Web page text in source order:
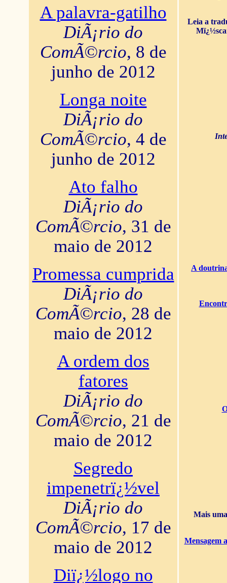
A palavra-gatilho
DiÃ¡rio do
ComÃ©rcio, 8 de
junho de 2012
Longa noite
DiÃ¡rio do
ComÃ©rcio, 4 de
junho de 2012
Ato falho
DiÃ¡rio do
ComÃ©rcio, 31 de
maio de 2012
Promessa cumprida
DiÃ¡rio do
ComÃ©rcio, 28 de
maio de 2012
A ordem dos
fatores
DiÃ¡rio do
ComÃ©rcio, 21 de
maio de 2012
Segredo
impenetrï¿½vel
DiÃ¡rio do
ComÃ©rcio, 17 de
maio de 2012
Diï¿½logo no
Leia a
A
Mais
Mensagem